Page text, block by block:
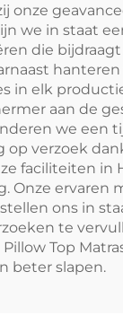
onze
we in staat
die
in elk
aan de
we een
op verzoek
faciliteiten in
Onze ervaren
ons in
te
Top
beter slapen.